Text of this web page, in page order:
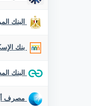
البنك
بنك
البنك
مصرف